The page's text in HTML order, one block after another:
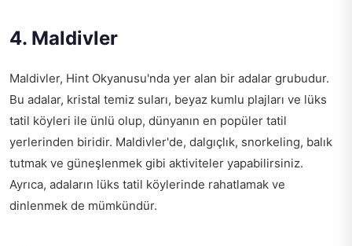
4. Maldivler
Maldivler, Hint Okyanusu'nda yer alan bir adalar grubudur.
Bu adalar, kristal temiz suları, beyaz kumlu plajları ve lüks
tatil köyleri ile ünlü olup, dünyanın en popüler tatil
yerlerinden biridir. Maldivler'de, dalgıçlık, snorkeling, balık
tutmak ve güneşlenmek gibi aktiviteler yapabilirsiniz.
Ayrıca, adaların lüks tatil köylerinde rahatlamak ve
dinlenmek de mümkündür.